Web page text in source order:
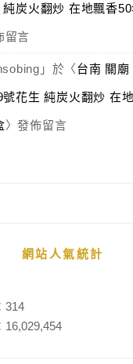
炭火翻炒 在地飄香
留言
」於〈台南 關廟
花生 純炭火翻炒 在
〉發佈留言
網站人氣統計
314
16,029,454